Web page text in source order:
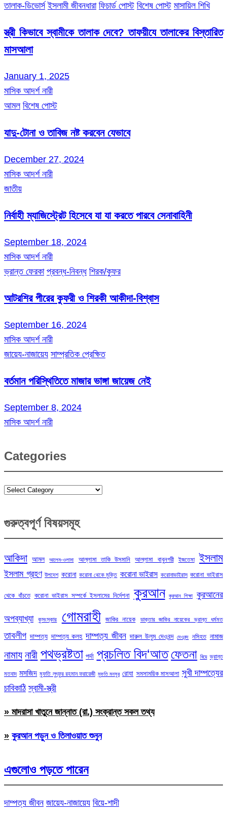
তালাক-ডিভোর্স ইসলামী জীবনধারা ফিচার্ড পোস্ট বিশেষ পোস্ট মাসায়িল শিখি
স্ত্রী কিভাবে স্বামীকে তালাক দেবে? তাফয়ীযে তালাকের বিস্তারিত
মাসআলা
January 1, 2025
মাসিক আদর্শ নারী
আমল বিশেষ পোস্ট
যাদু-টোনা ও তাবিজ নষ্ট করবেন যেভাবে
December 27, 2024
মাসিক আদর্শ নারী
জাতীয়
নির্বাহী ম্যাজিস্ট্রেট হিসেবে যা যা করতে পারবে সেনাবাহিনী
September 18, 2024
মাসিক আদর্শ নারী
ভ্রান্ত ফেরকা প্রবন্ধ-নিবন্ধ শিরক/কুফর
আটরশির পীরের কুফরী ও শিরকী আকীদা-বিশ্বাস
September 16, 2024
মাসিক আদর্শ নারী
জায়েয-নাজায়েয সাম্প্রতিক প্রেক্ষিত
বর্তমান পরিস্থিতিতে মাজার ভাঙ্গা জায়েজ নেই
September 8, 2024
মাসিক আদর্শ নারী
Categories
Categories
গুরুত্বপূর্ণ বিষয়সমূহ
আকিদা আমল আলেম-ওলামা আল্লামা তাকি উসমানি আল্লামা বাবুনগরী ইজতেমা ইসলাম
ইসলাম গ্রহণ উপদেশ করোনা করোনা থেকে মুক্তি করোনা ভাইরাস করোনাভাইরাস করোনা ভাইরাস
থেকে বাঁচতে করোনা ভাইরাস সম্পর্কে ইসলামের নির্দেশনা কুরআন কুরআন শিক্ষা কুরআনের
অপব্যাখ্যা কুসংস্কার গোমরাহী জাকির নায়েক ডাক্তার জাকির নায়েকের ভ্রান্ত ধর্মমত
তাবলীগ দাম্পত্য দাম্পত্য কলহ দাম্পত্য জীবন দারুল উলুম দেওবন্দ দেওবন্দ নসিহত নামাজ
নামায নারী পথভ্রষ্টতা পর্দা প্রচলিত বিদ‘আত ফেতনা বিয়ে ভ্রান্ত
মতবাদ মসজিদ মুফতি লুৎফুর রহমান ফরায়েজী মুফতি মনসুর রোযা সমসাময়িক মাসআলা সুখী দাম্পত্যের
চাবিকাঠি স্বামী-স্ত্রী
» মাদরাসা খাতুনে জান্নাত (রা.) সংক্রান্ত সকল তথ্য
» কুরআন পড়ুন ও তিলাওয়াত শুনুন
এগুলোও পড়তে পারেন
দাম্পত্য জীবন জায়েয-নাজায়েয বিয়ে-শাদী